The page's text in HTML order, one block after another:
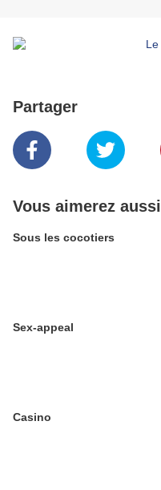
Partager
Vous aimerez aussi
Sous les cocotiers
Sex-appeal
Casino